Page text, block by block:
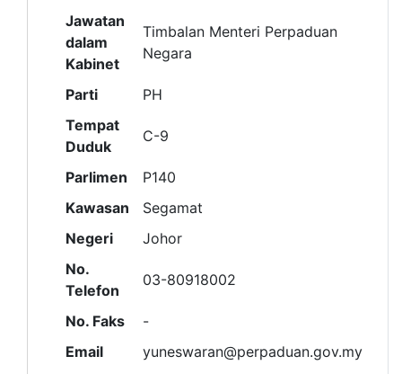
Jawatan
dalam
Kabinet
Timbalan Menteri Perpaduan
Negara
Parti
PH
Tempat
Duduk
C-9
Parlimen
P140
Kawasan
Segamat
Negeri
Johor
No.
Telefon
03-80918002
No. Faks
-
Email
yuneswaran@perpaduan.gov.my